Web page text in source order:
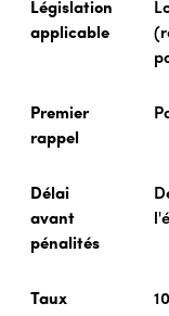
Législation
applicable
Premier
rappel
Délai
avant
pénalités
Taux